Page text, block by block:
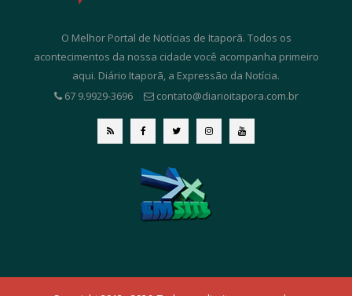
O Melhor Portal de Notícias de Itaporã. Todos os
acontecimentos da nossa cidade você acompanha primeiro
aqui. Diário Itaporã, a Expressão da Notícia.
67 9.9929-3696
contato@diarioitapora.com.br